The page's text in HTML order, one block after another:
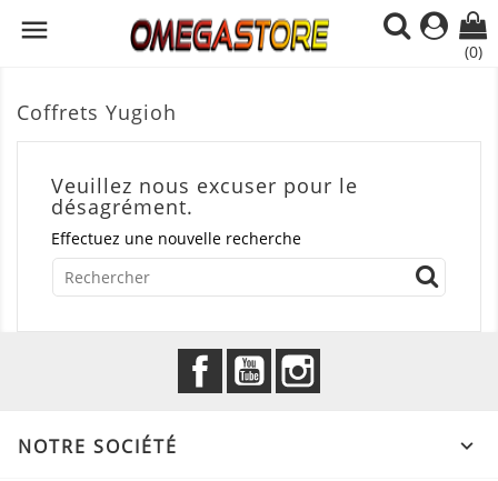

(0)
Coffrets Yugioh
Veuillez nous excuser pour le
désagrément.
Effectuez une nouvelle recherche
FacebookYouTube
NOTRE SOCIÉTÉ 